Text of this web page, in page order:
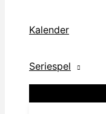
Kalender
Seriespel